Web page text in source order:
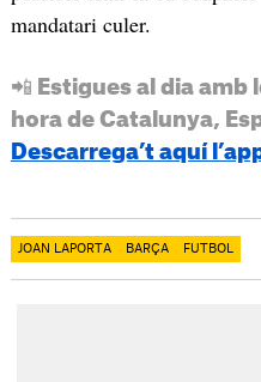
mandatari culer.
📲 Estigues al dia amb
hora de Catalunya,
Descarrega’t aquí
JOAN LAPORTA BARÇA FUTBOL